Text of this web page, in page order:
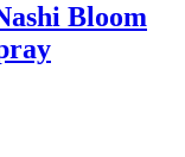
Bloom